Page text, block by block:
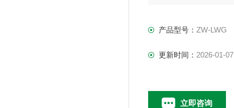
产品型号：ZW-LWG
更新时间： 2026-01-07
立即咨询